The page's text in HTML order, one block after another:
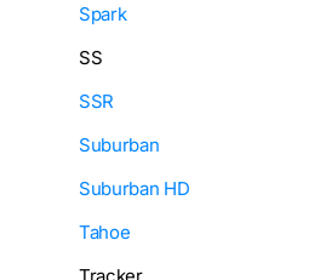
Spark
SS
SSR
Suburban
Suburban HD
Tahoe
Tracker